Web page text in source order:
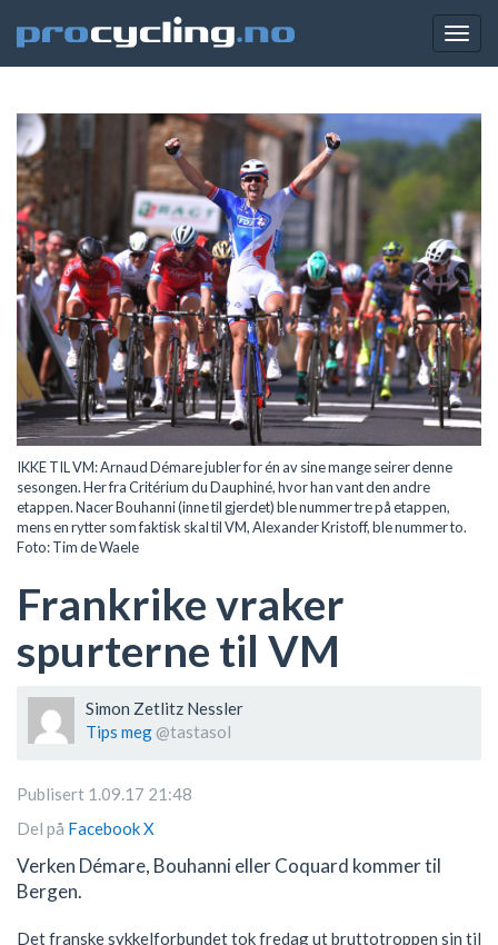
IKKE TIL VM: Arnaud Démare jubler for én av sine mange seirer denne
sesongen. Her fra Critérium du Dauphiné, hvor han vant den andre
etappen. Nacer Bouhanni (inne til gjerdet) ble nummer tre på etappen,
mens en rytter som faktisk skal til VM, Alexander Kristoff, ble nummer to.
Foto: Tim de Waele
Frankrike vraker
spurterne til VM
Simon Zetlitz Nessler
Tips meg @tastasol
Publisert 1.09.17 21:48
Del på FacebookX
Verken Démare, Bouhanni eller Coquard kommer til
Bergen.
Det franske sykkelforbundet tok fredag ut bruttotroppen sin til